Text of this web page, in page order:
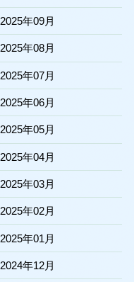
2025年09月
2025年08月
2025年07月
2025年06月
2025年05月
2025年04月
2025年03月
2025年02月
2025年01月
2024年12月